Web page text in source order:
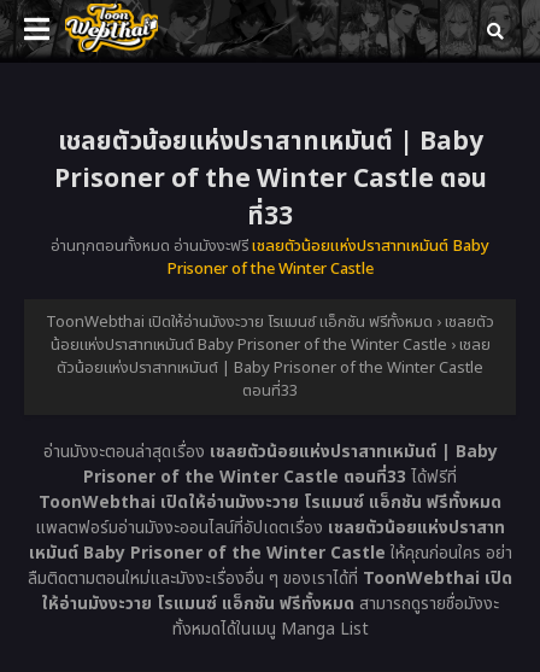
เชลยตัวน้อยแห่งปราสาทเหมันต์ | Baby
Prisoner of the Winter Castle ตอน
ที่33
อ่านทุกตอนทั้งหมด อ่านมังงะฟรีเชลยตัวน้อยแห่งปราสาทเหมันต์ Baby
Prisoner of the Winter Castle
ToonWebthai เปิดให้อ่านมังงะวาย โรแมนซ์ แอ็กชัน ฟรีทั้งหมด › เชลยตัว
น้อยแห่งปราสาทเหมันต์ Baby Prisoner of the Winter Castle › เชลย
ตัวน้อยแห่งปราสาทเหมันต์ | Baby Prisoner of the Winter Castle
ตอนที่33
อ่านมังงะตอนล่าสุดเรื่อง เชลยตัวน้อยแห่งปราสาทเหมันต์ | Baby
Prisoner of the Winter Castle ตอนที่33 ได้ฟรีที่
ToonWebthai เปิดให้อ่านมังงะวาย โรแมนซ์ แอ็กชัน ฟรีทั้งหมด
แพลตฟอร์มอ่านมังงะออนไลน์ที่อัปเดตเรื่อง เชลยตัวน้อยแห่งปราสาท
เหมันต์ Baby Prisoner of the Winter Castle ให้คุณก่อนใคร อย่า
ลืมติดตามตอนใหม่และมังงะเรื่องอื่น ๆ ของเราได้ที่ ToonWebthai เปิด
ให้อ่านมังงะวาย โรแมนซ์ แอ็กชัน ฟรีทั้งหมด สามารถดูรายชื่อมังงะ
ทั้งหมดได้ในเมนู Manga List